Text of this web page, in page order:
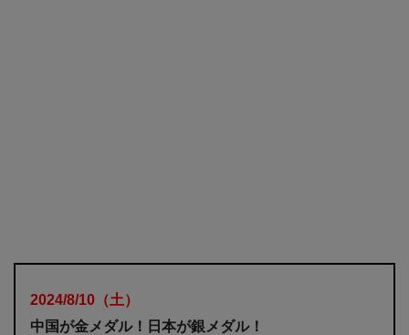
2024/8/10 （土）
中国が金メダル！日本が銀メダル！